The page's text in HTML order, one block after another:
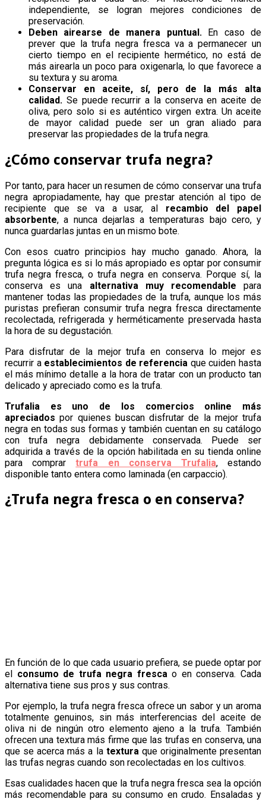
independiente, se logran mejores condiciones de
preservación.
Deben airearse de manera puntual. En caso de
prever que la trufa negra fresca va a permanecer un
cierto tiempo en el recipiente hermético, no está de
más airearla un poco para oxigenarla, lo que favorece a
su textura y su aroma.
Conservar en aceite, sí, pero de la más alta
calidad. Se puede recurrir a la conserva en aceite de
oliva, pero solo si es auténtico virgen extra. Un aceite
de mayor calidad puede ser un gran aliado para
preservar las propiedades de la trufa negra.
¿Cómo conservar trufa negra?
Por tanto, para hacer un resumen de cómo conservar una trufa
negra apropiadamente, hay que prestar atención al tipo de
recipiente que se va a usar, al recambio del papel
absorbente, a nunca dejarlas a temperaturas bajo cero, y
nunca guardarlas juntas en un mismo bote.
Con esos cuatro principios hay mucho ganado. Ahora, la
pregunta lógica es si lo más apropiado es optar por consumir
trufa negra fresca, o trufa negra en conserva. Porque sí, la
conserva es una alternativa muy recomendable para
mantener todas las propiedades de la trufa, aunque los más
puristas prefieran consumir trufa negra fresca directamente
recolectada, refrigerada y herméticamente preservada hasta
la hora de su degustación.
Para disfrutar de la mejor trufa en conserva lo mejor es
recurrir a establecimientos de referencia que cuiden hasta
el más mínimo detalle a la hora de tratar con un producto tan
delicado y apreciado como es la trufa.
Trufalia es uno de los comercios online más
apreciados por quienes buscan disfrutar de la mejor trufa
negra en todas sus formas y también cuentan en su catálogo
con trufa negra debidamente conservada. Puede ser
adquirida a través de la opción habilitada en su tienda online
para comprartrufa en conserva Trufalia, estando
disponible tanto entera como laminada (en carpaccio).
¿Trufa negra fresca o en conserva?
En función de lo que cada usuario prefiera, se puede optar por
el consumo de trufa negra frescao en conserva. Cada
alternativa tiene sus pros y sus contras.
Por ejemplo, la trufa negra fresca ofrece un sabor y un aroma
totalmente genuinos, sin más interferencias del aceite de
oliva ni de ningún otro elemento ajeno a la trufa. También
ofrecen una textura más firme que las trufas en conserva, una
que se acerca más a la texturaque originalmente presentan
las trufas negras cuando son recolectadas en los cultivos.
Esas cualidades hacen que la trufa negra fresca sea la opción
más recomendable para su consumo en crudo. Ensaladas y